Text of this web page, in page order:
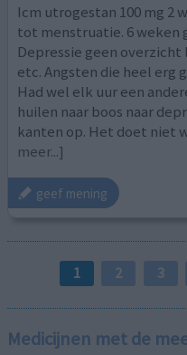
Icm utrogestan 100 mg 2
tot menstruatie. 6 weken
Depressie geen
etc. Angsten die heel erg
Had wel elk uur een
huilen naar boos naar
kanten op. Het doet niet
meer...]
geef mening
1 2 3
Medicijnen met de